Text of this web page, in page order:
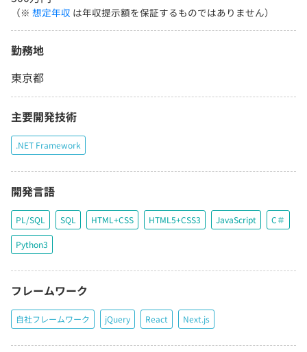
（※ 想定年収 は年収提示額を保証するものではありません）
勤務地
東京都
主要開発技術
.NET Framework
開発言語
PL/SQL SQL HTML+CSS HTML5+CSS3 JavaScript C＃
Python3
フレームワーク
自社フレームワーク jQuery React Next.js